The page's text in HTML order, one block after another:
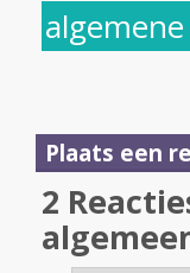
Plaats een
2